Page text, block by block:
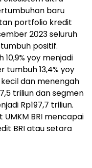
baru
portfolio kredit
2023 seluruh
positif.
yoy menjadi
tumbuh 13,4% yoy
kecil dan menengah
triliun dan segmen
Rp197,7 triliun.
BRI mencapai
BRI atau setara